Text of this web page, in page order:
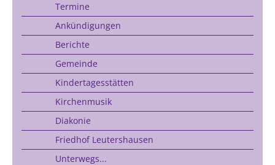
Termine
Ankündigungen
Berichte
Gemeinde
Kindertagesstätten
Kirchenmusik
Diakonie
Friedhof Leutershausen
Unterwegs...